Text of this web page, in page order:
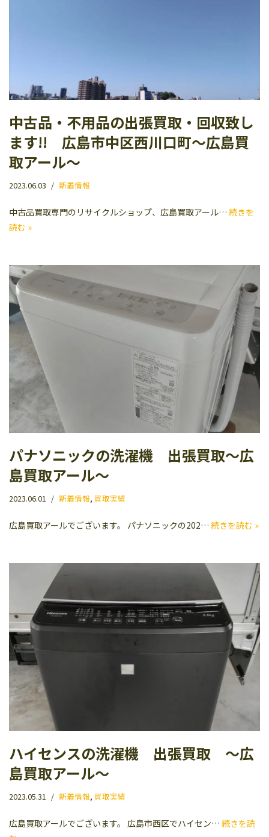
中古品・不用品の出張買取・回収致し
ます!! 広島市中区西川口町〜広島買
取アール〜
2023.06.03 新着情報
中古品買取専門のリサイクルショップ、広島買取アール… 続きを
読む »
パナソニックの洗濯機 出張買取〜広
島買取アール〜
2023.06.01 新着情報, 買取実績
広島買取アールでございます。 パナソニックの202… 続きを読む »
ハイセンスの洗濯機 出張買取 〜広
島買取アール〜
2023.05.31 新着情報, 買取実績
広島買取アールでございます。 広島市西区でハイセン… 続きを読